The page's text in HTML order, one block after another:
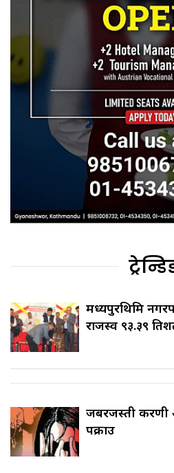
मध्यपुरथिमि
राजस्व ९३.३९
जबरजस्ती करणी
पक्राउ